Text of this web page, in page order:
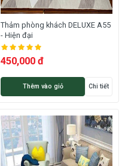
Thảm phòng khách DELUXE A55
- Hiện đại
450,000 đ
Thêm vào giỏ Chi tiết